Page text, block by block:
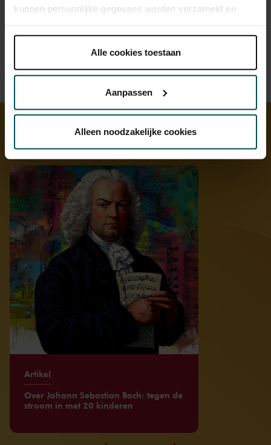
kunnen persoonlijke gegevens worden verzameld en
onder 'aanpassen' zelf welke cookies wij mogen
Lees onze cookieverklaring hier. Lees onze
Via decookieverklaringop onze website kunt u uw
We werken samen met32 derdendie uw gegevens
kunnen ontvangen en verwerken.
Alle cookies toestaan
Aanpassen
Alleen noodzakelijke cookies
Ontdek meer
Artikel
Over Johann Sebastian Bach: tegen de
stroom in met 20 kinderen